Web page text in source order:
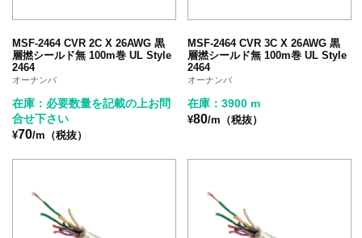
MSF-2464 CVR 2C X 26AWG 黒
層撚シールド無 100m巻 UL Style
2464
オーナンバ
在庫：必要数量を記載の上お問
合せ下さい
¥70/m（税抜）
MSF-2464 CVR 3C X 26AWG 黒
層撚シールド無 100m巻 UL Style
2464
オーナンバ
在庫：3900 m
¥80/m（税抜）